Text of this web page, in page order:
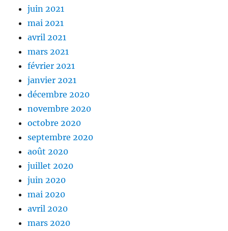
juin 2021
mai 2021
avril 2021
mars 2021
février 2021
janvier 2021
décembre 2020
novembre 2020
octobre 2020
septembre 2020
août 2020
juillet 2020
juin 2020
mai 2020
avril 2020
mars 2020